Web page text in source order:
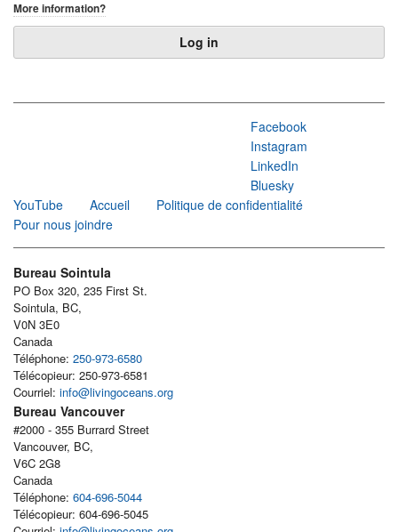
More information?
Facebook
Instagram
LinkedIn
Bluesky
YouTube
Accueil
Politique de confidentialité
Pour nous joindre
Bureau Sointula
PO Box 320, 235 First St.
Sointula, BC,
V0N 3E0
Canada
Téléphone: 250-973-6580
Télécopieur: 250-973-6581
Courriel: info@livingoceans.org
Bureau Vancouver
#2000 - 355 Burrard Street
Vancouver, BC,
V6C 2G8
Canada
Téléphone: 604-696-5044
Télécopieur: 604-696-5045